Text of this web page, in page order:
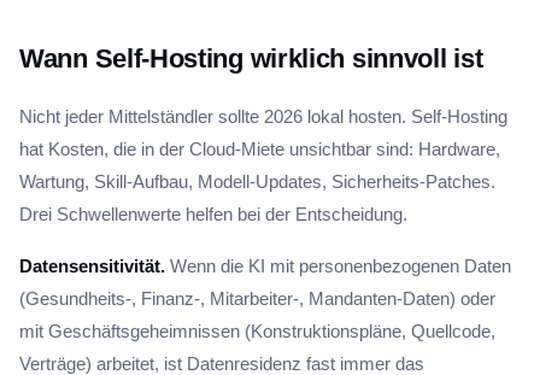
Wann Self-Hosting wirklich sinnvoll ist
Nicht jeder Mittelständler sollte 2026 lokal hosten. Self-Hosting
hat Kosten, die in der Cloud-Miete unsichtbar sind: Hardware,
Wartung, Skill-Aufbau, Modell-Updates, Sicherheits-Patches.
Drei Schwellenwerte helfen bei der Entscheidung.
Datensensitivität. Wenn die KI mit personenbezogenen Daten
(Gesundheits-, Finanz-, Mitarbeiter-, Mandanten-Daten) oder
mit Geschäftsgeheimnissen (Konstruktionspläne, Quellcode,
Verträge) arbeitet, ist Datenresidenz fast immer das